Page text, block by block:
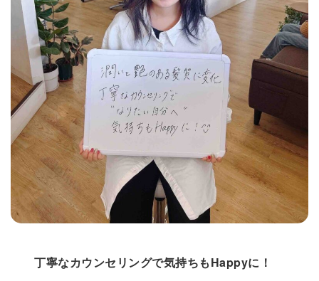
丁寧なカウンセリングで気持ちもHappyに！